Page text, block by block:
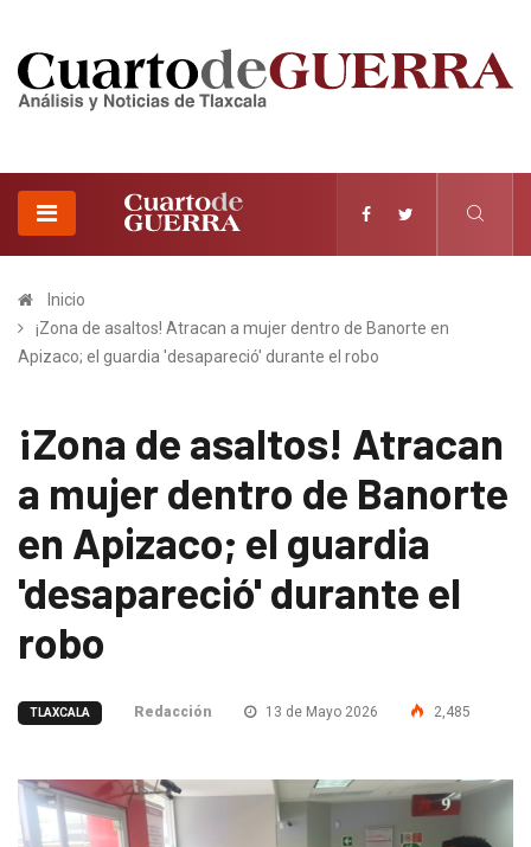
Inicio
¡Zona de asaltos! Atracan a mujer dentro de Banorte en
Apizaco; el guardia 'desapareció' durante el robo
¡Zona de asaltos! Atracan
a mujer dentro de Banorte
en Apizaco; el guardia
'desapareció' durante el
robo
TLAXCALA Redacción 13 de Mayo 2026 2,485